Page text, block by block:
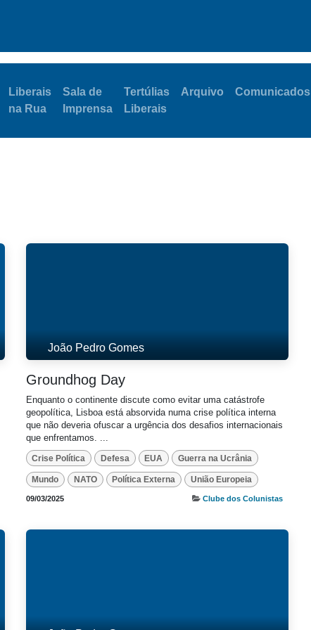
Liberais
na Rua
Sala de
Imprensa
Tertúlias
Liberais
Arquivo Comunicados
João Pedro Gomes
Groundhog Day
Enquanto o continente discute como evitar uma catástrofe
geopolítica, Lisboa está absorvida numa crise política interna
que não deveria ofuscar a urgência dos desafios internacionais
que enfrentamos. ...
Crise Política Defesa EUA Guerra na Ucrânia
Mundo NATO Política Externa União Europeia
09/03/2025 Clube dos Colunistas